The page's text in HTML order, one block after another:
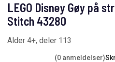
LEGO Disney Gøy på
Stitch 43280
Alder 4+, deler 113
(0 anmeldelser)